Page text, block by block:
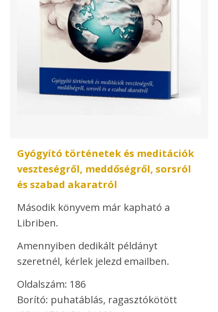
Gyógyító történetek és meditációk
veszteségről, meddőségről, sorsról
és szabad akaratról
Második könyvem már kapható a
Libriben.
Amennyiben dedikált példányt
szeretnél, kérlek jelezd emailben.
Oldalszám: 186
Borító: puhatáblás, ragasztókötött